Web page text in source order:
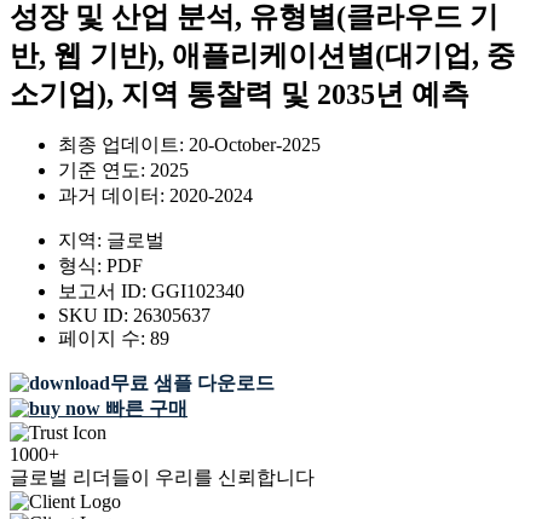
성장 및 산업 분석, 유형별(클라우드 기
반, 웹 기반), 애플리케이션별(대기업, 중
소기업), 지역 통찰력 및 2035년 예측
최종 업데이트: 20-October-2025
기준 연도: 2025
과거 데이터: 2020-2024
지역: 글로벌
형식: PDF
보고서 ID: GGI102340
SKU ID: 26305637
페이지 수: 89
무료 샘플 다운로드
빠른 구매
1000+
글로벌 리더들이 우리를 신뢰합니다